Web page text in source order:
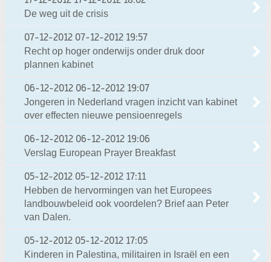
De weg uit de crisis
07-12-2012 07-12-2012 19:57
Recht op hoger onderwijs onder druk door
plannen kabinet
06-12-2012 06-12-2012 19:07
Jongeren in Nederland vragen inzicht van kabinet
over effecten nieuwe pensioenregels
06-12-2012 06-12-2012 19:06
Verslag European Prayer Breakfast
05-12-2012 05-12-2012 17:11
Hebben de hervormingen van het Europees
landbouwbeleid ook voordelen? Brief aan Peter
van Dalen.
05-12-2012 05-12-2012 17:05
Kinderen in Palestina, militairen in Israël en een